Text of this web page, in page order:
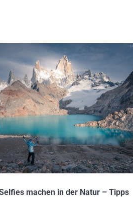
machen in der Natur – Tipps